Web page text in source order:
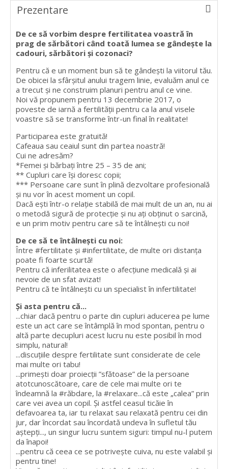
Prezentare
De ce să vorbim despre fertilitatea voastră în
prag de sărbători când toată lumea se gândește la
cadouri, sărbători și cozonaci?
Pentru că e un moment bun să te gândești la viitorul tău.
De obicei la sfârșitul anului tragem linie, evaluăm anul ce
a trecut și ne construim planuri pentru anul ce vine.
Noi vă propunem pentru 13 decembrie 2017, o
poveste de iarnă a fertilității pentru ca la anul visele
voastre să se transforme într-un final în realitate!
Participarea este gratuită!
Cafeaua sau ceaiul sunt din partea noastră!
Cui ne adresăm?
*Femei și bărbați între 25 – 35 de ani;
** Cupluri care își doresc copii;
*** Persoane care sunt în plină dezvoltare profesională
și nu vor în acest moment un copil.
Dacă ești într-o relație stabilă de mai mult de un an, nu ai
o metodă sigură de protecție și nu ați obținut o sarcină,
e un prim motiv pentru care să te întâlnești cu noi!
De ce să te întâlnești cu noi:
Între #fertilitate și #infertilitate, de multe ori distanța
poate fi foarte scurtă!
Pentru că inferilitatea este o afecțiune medicală și ai
nevoie de un sfat avizat!
Pentru că te întâlnești cu un specialist în infertilitate!
Și asta pentru că...
...chiar dacă pentru o parte din cupluri aducerea pe lume
este un act care se întâmplă în mod spontan, pentru o
altă parte decupluri acest lucru nu este posibil în mod
simplu, natural!
...discuțiile despre fertilitate sunt considerate de cele
mai multe ori tabu!
...primești doar proiecții ”sfătoase” de la persoane
atotcunoscătoare, care de cele mai multe ori te
îndeamnă la #răbdare, la #relaxare...că este „calea” prin
care vei avea un copil. Și astfel ceasul ticăie în
defavoarea ta, iar tu relaxat sau relaxată pentru cei din
jur, dar încordat sau încordată undeva în sufletul tău
aștepți..., un singur lucru suntem siguri: timpul nu-l putem
da înapoi!
...pentru că ceea ce se potrivește cuiva, nu este valabil și
pentru tine!